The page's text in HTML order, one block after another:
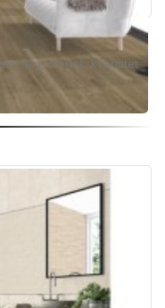
färg, storlek, kvantitet